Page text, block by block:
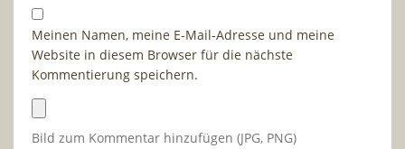
Meinen Namen, meine E-Mail-Adresse und meine
Website in diesem Browser für die nächste
Kommentierung speichern.
Bild zum Kommentar hinzufügen (JPG, PNG)